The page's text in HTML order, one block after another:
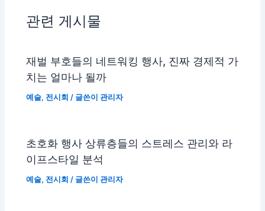
관련 게시물
재벌 부호들의 네트워킹 행사, 진짜 경제적 가
치는 얼마나 될까
예술, 전시회 / 글쓴이관리자
초호화 행사 상류층들의 스트레스 관리와 라
이프스타일 분석
예술, 전시회 / 글쓴이관리자